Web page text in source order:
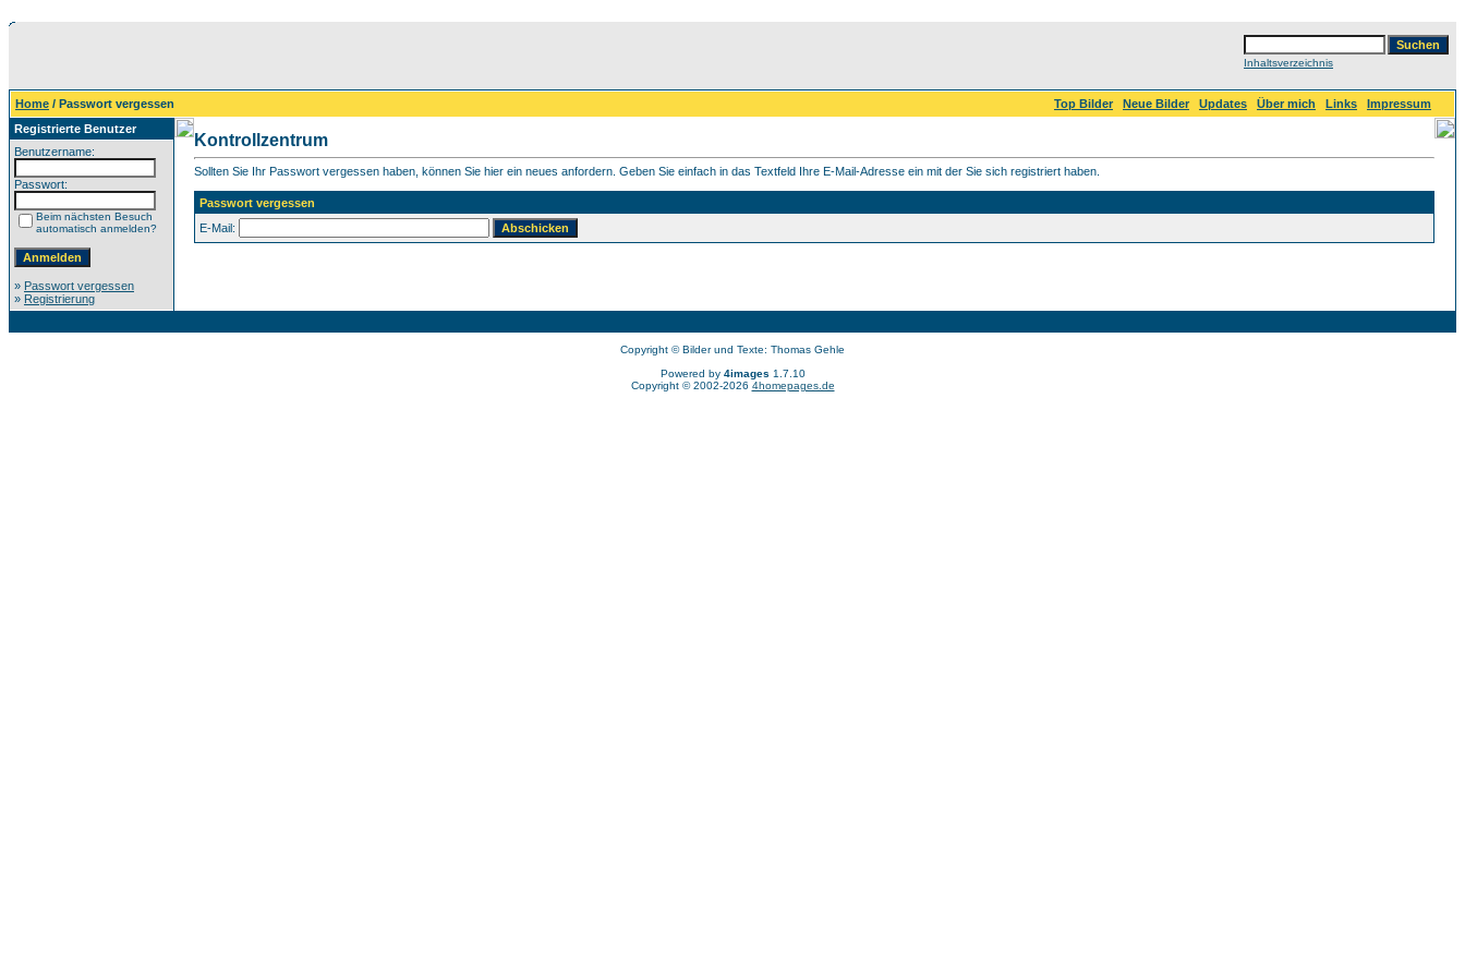
Inhaltsverzeichnis
Home / Passwort vergessen Top Bilder Neue Bilder Updates Über mich Links
Impressum
Registrierte Benutzer
Benutzername:
Passwort:
Beim nächsten Besuch
automatisch anmelden?
» Passwort vergessen
» Registrierung
Kontrollzentrum
Sollten Sie Ihr Passwort vergessen haben, können Sie hier ein neues anfordern. Geben Sie einfach in das Textfeld Ihre E-Mail-Adresse ein mit der Sie sich registriert haben.
Passwort vergessen
E-Mail:
Copyright © Bilder und Texte: Thomas Gehle
Powered by 4images 1.7.10
Copyright © 2002-2026 4homepages.de